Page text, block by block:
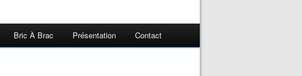
Bric À Brac Présentation Contact